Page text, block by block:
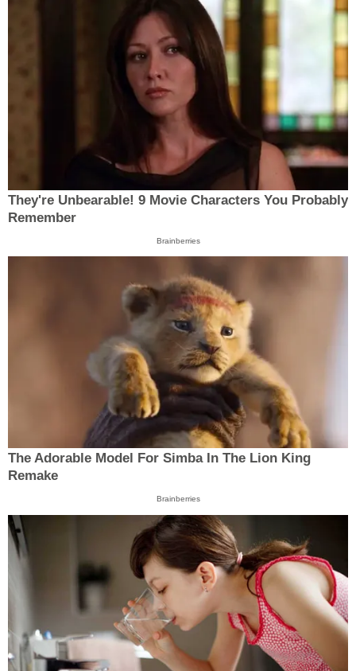
They're Unbearable! 9 Movie Characters You Probably
Remember
Brainberries
The Adorable Model For Simba In The Lion King
Remake
Brainberries